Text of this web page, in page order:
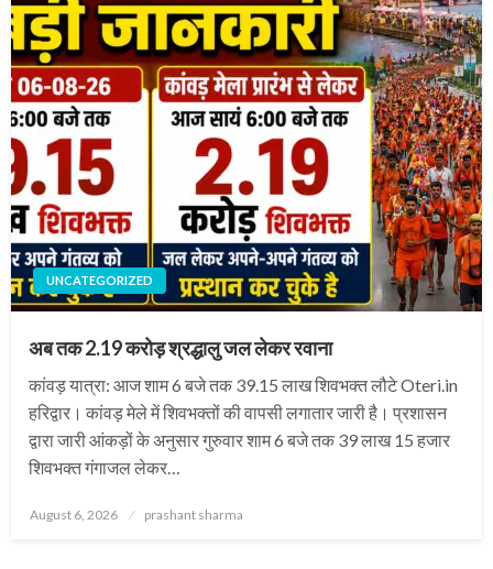
UNCATEGORIZED
अब तक 2.19 करोड़ श्रद्धालु जल लेकर रवाना
कांवड़ यात्रा: आज शाम 6 बजे तक 39.15 लाख शिवभक्त लौटे Oteri.in
हरिद्वार। कांवड़ मेले में शिवभक्तों की वापसी लगातार जारी है। प्रशासन
द्वारा जारी आंकड़ों के अनुसार गुरुवार शाम 6 बजे तक 39 लाख 15 हजार
शिवभक्त गंगाजल लेकर…
Posted
August 6, 2026 prashant sharma